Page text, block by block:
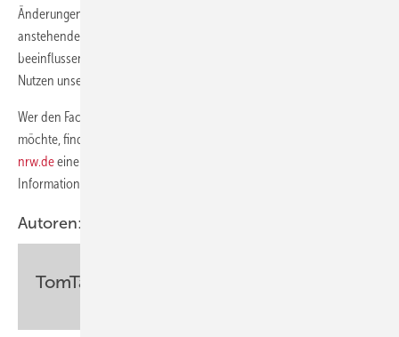
Änderungen eingebracht werden. Wir sind zuversichtlich, die
anstehende Reform des Schornsteinfegergesetzes in diesem Sinne
beeinflussen zu können – im Interesse eines freien Marktes zum
Nutzen unserer Kunden.“
Wer den Fachverband SHK NRW bei seinen Bemühungen unterstützen
möchte, findet auf der Homepage des Verbands unter
nrw.deeine Kopiervorlage für ein Kundenanschreiben sowie weitere
Informationen zum Thema.
Autoren:
TomTank